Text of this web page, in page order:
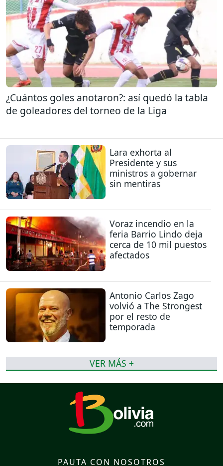
¿Cuántos goles anotaron?: así quedó la tabla
de goleadores del torneo de la Liga
Lara exhorta al
Presidente y sus
ministros a gobernar
sin mentiras
Voraz incendio en la
feria Barrio Lindo deja
cerca de 10 mil puestos
afectados
Antonio Carlos Zago
volvió a The Strongest
por el resto de
temporada
VER MÁS +
PAUTA CON NOSOTROS